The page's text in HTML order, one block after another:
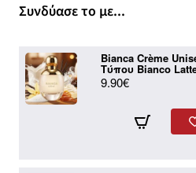
Συνδύασε το με...
Bianca Crème
Τύπου Bianco
9.90€